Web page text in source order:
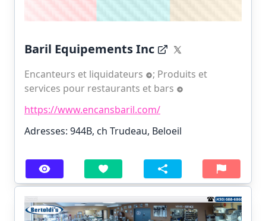
Baril Equipements Inc
Encanteurs et liquidateurs ; Produits et
services pour restaurants et bars
https://www.encansbaril.com/
Adresses: 944B, ch Trudeau, Beloeil